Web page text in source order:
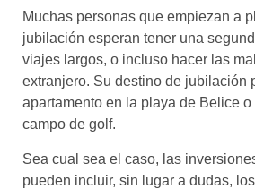
Muchas personas que empiezan a
jubilación esperan tener una
viajes largos, o incluso hacer las
extranjero. Su destino de jubilación
apartamento en la playa de Belice
campo de golf.
Sea cual sea el caso, las
pueden incluir, sin lugar a dudas,